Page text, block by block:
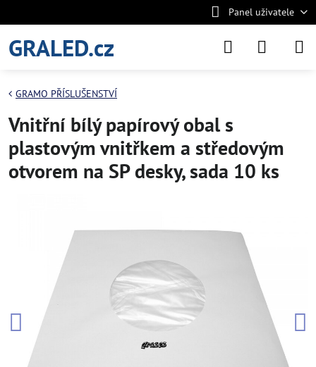
Panel uživatele
GRALED.cz
GRAMO PŘÍSLUŠENSTVÍ
Vnitřní bílý papírový obal s
plastovým vnitřkem a středovým
otvorem na SP desky, sada 10 ks